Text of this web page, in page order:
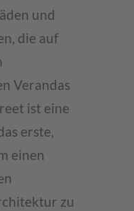
und
die auf
Verandas
ist eine
erste,
einen
zu